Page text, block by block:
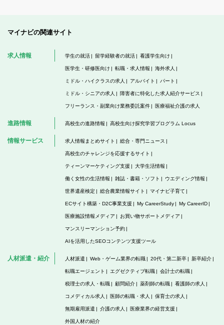
マイナビの関連サイト
求人情報 学生の就活 留学経験者の就活 看護学生向け
医学生・研修医向け 転職・求人情報 海外求人
ミドル・ハイクラスの求人 アルバイト パート
ミドル・シニアの求人 障害者に特化した求人紹介サービス
フリーランス・副業向け業務委託案件 医療福祉介護の求人
進路情報 高校生の進路情報 高校生向け探究学習プログラム Locus
情報サービス 求人情報まとめサイト 総合・専門ニュース
高校生のチャレンジを応援するサイト
ティーンマーケティング支援 大学生活情報
働く女性の生活情報 雑誌・書籍・ソフト ウエディング情報
世界遺産検定 総合農業情報サイト マイナビ子育て
ECサイト構築・D2C事業支援 My CareerStudy My CareerID
医療施設情報メディア お買い物サポートメディア
マンスリーマンション予約
AIを活用したSEOコンテンツ支援ツール
人材派遣・紹介 人材派遣 Web・ゲーム業界の転職 20代・第二新卒 新卒紹介
転職エージェント エグゼクティブ転職 会計士の転職
税理士の求人・転職 顧問紹介 薬剤師の転職 看護師の求人
コメディカル求人 医師の転職・求人 保育士の求人
無期雇用派遣 介護の求人 医療業界の経営支援
外国人材の紹介